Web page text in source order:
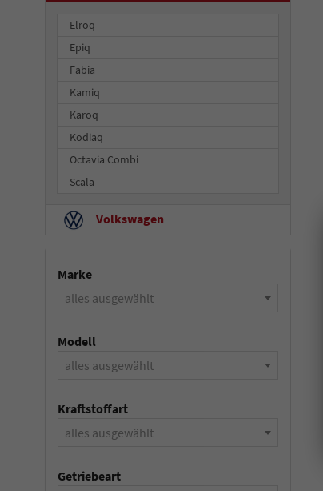
Elroq
Epiq
Fabia
Kamiq
Karoq
Kodiaq
Octavia Combi
Scala
Volkswagen
Marke
alles ausgewählt
Modell
alles ausgewählt
Kraftstoffart
alles ausgewählt
Getriebeart